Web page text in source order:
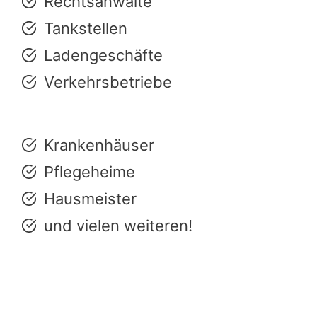
Tankstellen
Ladengeschäfte
Verkehrsbetriebe
Krankenhäuser
Pflegeheime
Hausmeister
und vielen weiteren!